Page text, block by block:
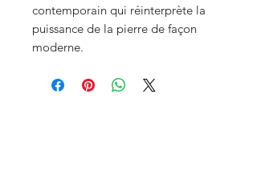
contemporain qui réinterprète la
puissance de la pierre de façon
moderne.